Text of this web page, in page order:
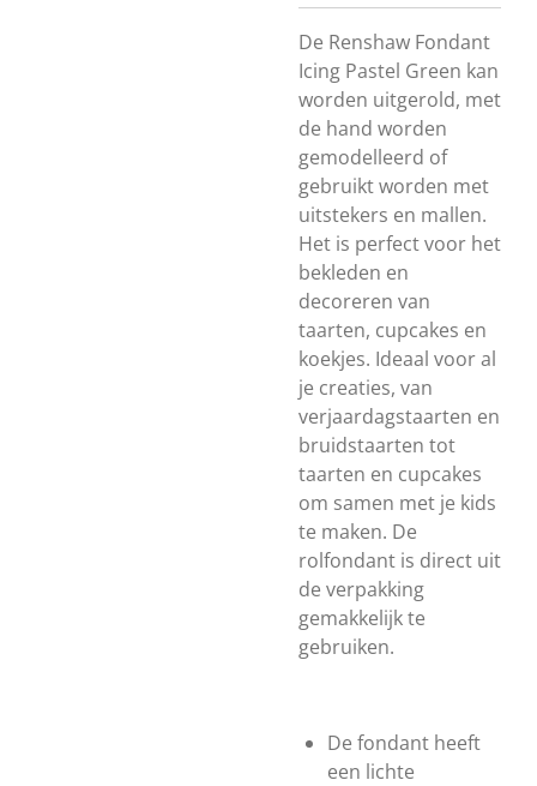
De Renshaw Fondant
Icing Pastel Green kan
worden uitgerold, met
de hand worden
gemodelleerd of
gebruikt worden met
uitstekers en mallen.
Het is perfect voor het
bekleden en
decoreren van
taarten, cupcakes en
koekjes. Ideaal voor al
je creaties, van
verjaardagstaarten en
bruidstaarten tot
taarten en cupcakes
om samen met je kids
te maken. De
rolfondant is direct uit
de verpakking
gemakkelijk te
gebruiken.
De fondant heeft
een lichte